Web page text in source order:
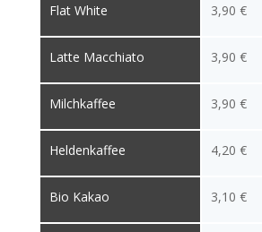
Flat White
Latte Macchiato
Milchkaffee
Heldenkaffee
Bio Kakao
3,90 €
3,90 €
3,90 €
4,20 €
3,10 €